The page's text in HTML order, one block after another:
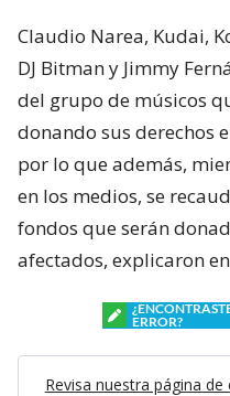
Claudio Narea, Kudai,
DJ Bitman y Jimmy
del grupo de músicos
donando sus derechos
por lo que además,
en los medios, se
fondos que serán
afectados, explicaron
ERROR?
Revisa nuestra página de